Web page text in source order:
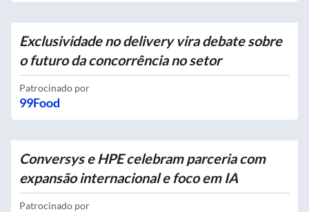
Exclusividade no delivery vira debate sobre
o futuro da concorrência no setor
Patrocinado por
99Food
Conversys e HPE celebram parceria com
expansão internacional e foco em IA
Patrocinado por